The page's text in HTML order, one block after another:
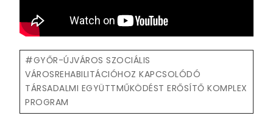
Post
Tags:
#GYŐR-ÚJVÁROS SZOCIÁLIS
VÁROSREHABILITÁCIÓHOZ KAPCSOLÓDÓ
TÁRSADALMI EGYÜTTMŰKÖDÉST ERŐSÍTŐ KOMPLEX
PROGRAM